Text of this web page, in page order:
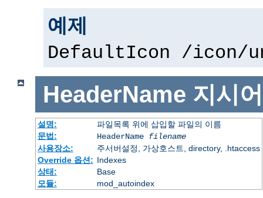
예제
DefaultIcon /icon/
HeaderName 지시어
설명:
파일목록 위에 삽입할 파일의 이름
문법:
HeaderName filename
사용장소:
주서버설정, 가상호스트, directory, .htaccess
Override 옵션: Indexes
상태:
Base
모듈:
mod_autoindex